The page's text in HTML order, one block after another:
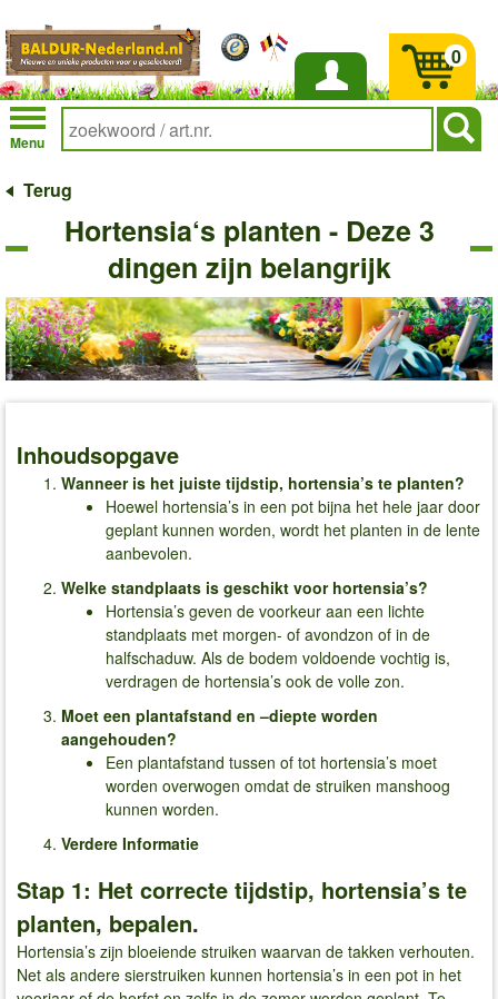
Inloggen
Menu
0
Terug
Hortensia‘s planten - Deze 3
dingen zijn belangrijk
Inhoudsopgave
Wanneer is het juiste tijdstip, hortensia’s te planten?
Hoewel hortensia’s in een pot bijna het hele jaar door
geplant kunnen worden, wordt het planten in de lente
aanbevolen.
Welke standplaats is geschikt voor hortensia’s?
Hortensia’s geven de voorkeur aan een lichte
standplaats met morgen- of avondzon of in de
halfschaduw. Als de bodem voldoende vochtig is,
verdragen de hortensia’s ook de volle zon.
Moet een plantafstand en –diepte worden
aangehouden?
Een plantafstand tussen of tot hortensia’s moet
worden overwogen omdat de struiken manshoog
kunnen worden.
Verdere Informatie
Stap 1: Het correcte tijdstip, hortensia’s te
planten, bepalen.
Hortensia’s zijn bloeiende struiken waarvan de takken verhouten.
Net als andere sierstruiken kunnen hortensia’s in een pot in het